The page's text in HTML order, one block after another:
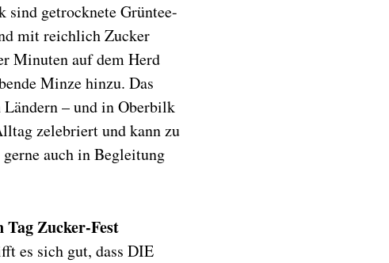
sind getrocknete Grüntee-
mit reichlich Zucker
Minuten auf dem Herd
Minze hinzu. Das
– und in Oberbilk
zelebriert und kann zu
auch in Begleitung
Tag Zucker-Fest
es sich gut, dass DIE